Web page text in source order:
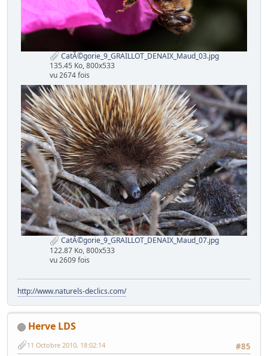
CatÃ©gorie_9_GRAILLOT_DENAIX_Maud_03.jpg
135.45 Ko, 800x533
vu 2674 fois
CatÃ©gorie_9_GRAILLOT_DENAIX_Maud_07.jpg
122.87 Ko, 800x533
vu 2609 fois
http://www.naturels-declics.com/
Herve LDS
#85
11 Octobre 2010, 18:02:14